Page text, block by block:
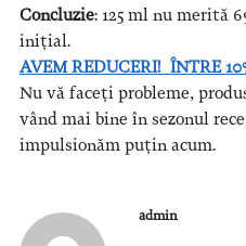
Concluzie: 125 ml nu merită
inițial.
AVEM REDUCERI! ÎNTRE
Nu vă faceți probleme,
vând mai bine în sezonul
impulsionăm puțin acum.
admin